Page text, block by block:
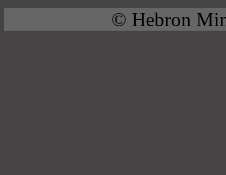
© Hebron